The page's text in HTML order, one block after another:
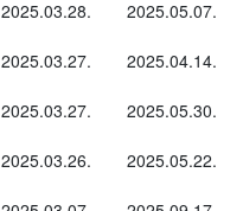
2025.03.28.
2025.05.07.
2025.03.27.
2025.04.14.
2025.03.27.
2025.05.30.
2025.03.26.
2025.05.22.